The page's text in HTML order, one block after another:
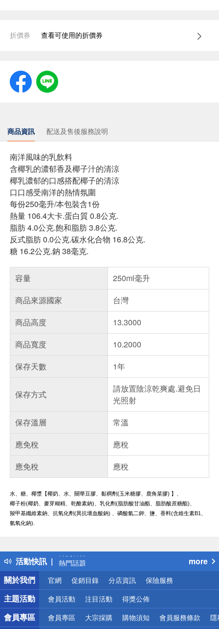
折價券 查看可使用的折價券
商品資訊 配送及售後服務說明
南洋風味的乳飲料
含椰乳的濃郁香及椰子汁的清涼
椰乳濃郁的口感搭配椰子的清涼
口口感受南洋的熱情氛圍
每份250毫升/本包裝含1份
熱量 106.4大卡.蛋白質 0.8公克.
脂肪 4.0公克.飽和脂肪 3.8公克.
反式脂肪 0.0公克.碳水化合物 16.8公克.
糖 16.2公克.鈉 38毫克.
容量
250ml毫升
商品來源國家
台灣
商品高度
13.3000
商品寬度
10.2000
保存天數
1年
保存方式
請放置陰涼乾爽處.避免日
光照射
保存溫層
常溫
應免稅
應稅
應免稅
應稅
水、糖、椰漿【椰奶、水、關華豆膠、黏稠劑(玉米糖膠、鹿角菜膠) 】、
椰子粉(椰奶、麥芽糊精、乾酪素鈉)、乳化劑(脂肪酸甘油酯、脂肪酸蔗糖酯)、
羧甲基纖維素鈉、抗氧化劑(異抗壞血酸鈉) 、磷酸氫二鉀、鹽、香料(含維生素B1、
氫氧化鈉).
活動快訊
得獎公告
熱門話題
銀行優惠
偏遠地區配送
詐騙網頁！請小心！
more
關於我們
官網 促銷目錄 分店資訊 保險服務
主題活動 會員活動 注目活動 得獎公佈
會員專區 會員專區 大宗採購 購物須知 會員服務條款 隱